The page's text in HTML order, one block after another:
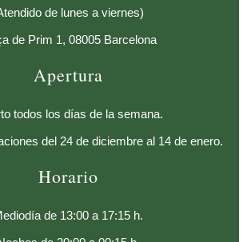
de lunes a viernes)
de Prim 1, 08005 Barcelona
Apertura
todos los días de la semana.
del 24 de diciembre al 14 de enero.
Horario
de 13:00 a 17:15 h.